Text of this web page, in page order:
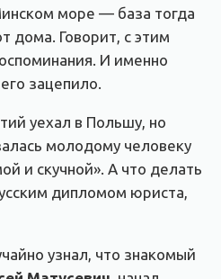
море — база тогда
дома. Говорит, с этим
И именно
зацепило.
уехал в Польшу, но
молодому человеку
и скучной». А что делать
дипломом юриста,
узнал, что знакомый